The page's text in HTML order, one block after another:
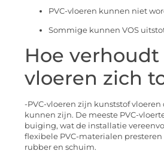
PVC-vloeren kunnen niet
Sommige kunnen VOS
Hoe verhoudt
vloeren zich
-PVC-vloeren zijn kunststof vloeren
kunnen zijn. De meeste PVC-
buiging, wat de installatie
flexibele PVC-materialen presteren
rubber en schuim.